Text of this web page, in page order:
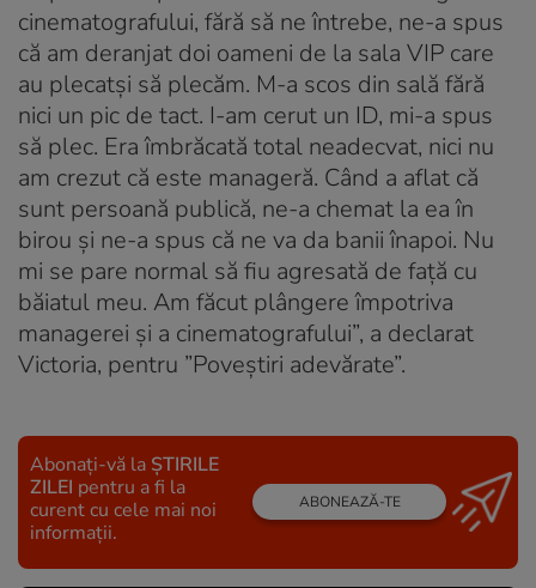
cinematografului, fără să ne întrebe, ne-a spus
că am deranjat doi oameni de la sala VIP care
au plecatși să plecăm. M-a scos din sală fără
nici un pic de tact. I-am cerut un ID, mi-a spus
să plec. Era îmbrăcată total neadecvat, nici nu
am crezut că este manageră. Când a aflat că
sunt persoană publică, ne-a chemat la ea în
birou și ne-a spus că ne va da banii înapoi. Nu
mi se pare normal să fiu agresată de față cu
băiatul meu. Am făcut plângere împotriva
managerei și a cinematografului”, a declarat
Victoria, pentru ”Poveștiri adevărate”.
Abonați-vă la ȘTIRILE
ZILEI pentru a fi la
curent cu cele mai noi
informații.
ABONEAZĂ-TE